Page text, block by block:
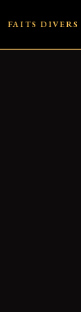
FAITS DIVERS